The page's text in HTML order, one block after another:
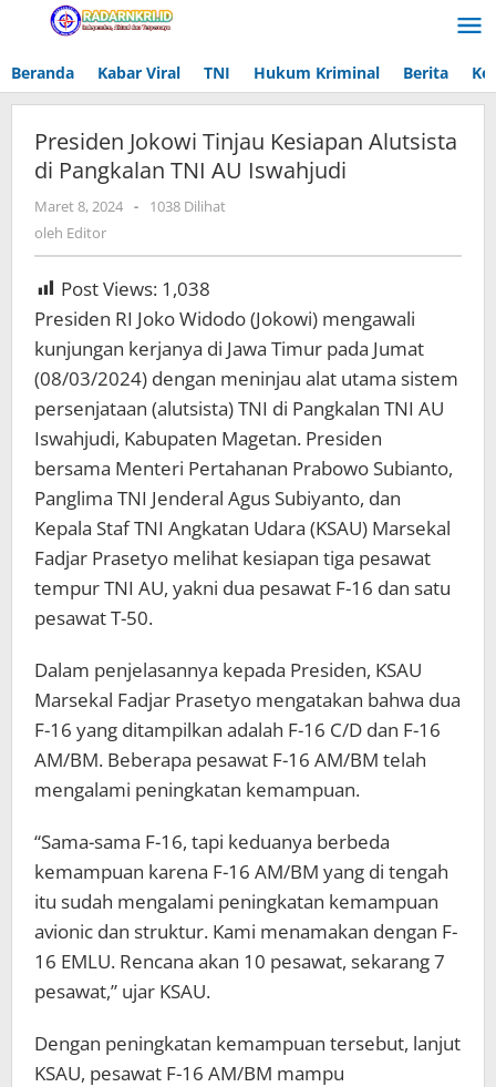
Lewati
Beranda Kabar Viral TNI Hukum Kriminal Berita
Presiden Jokowi Tinjau Kesiapan Alutsista
di Pangkalan TNI AU Iswahjudi
Maret 8, 2024 oleh
-
1038 Dilihat
oleh Editor
Post Views: 1,038
Presiden RI Joko Widodo (Jokowi) mengawali
kunjungan kerjanya di Jawa Timur pada Jumat
(08/03/2024) dengan meninjau alat utama sistem
persenjataan (alutsista) TNI di Pangkalan TNI AU
Iswahjudi, Kabupaten Magetan. Presiden
bersama Menteri Pertahanan Prabowo Subianto,
Panglima TNI Jenderal Agus Subiyanto, dan
Kepala Staf TNI Angkatan Udara (KSAU) Marsekal
Fadjar Prasetyo melihat kesiapan tiga pesawat
tempur TNI AU, yakni dua pesawat F-16 dan satu
pesawat T-50.
Dalam penjelasannya kepada Presiden, KSAU
Marsekal Fadjar Prasetyo mengatakan bahwa dua
F-16 yang ditampilkan adalah F-16 C/D dan F-16
AM/BM. Beberapa pesawat F-16 AM/BM telah
mengalami peningkatan kemampuan.
“Sama-sama F-16, tapi keduanya berbeda
kemampuan karena F-16 AM/BM yang di tengah
itu sudah mengalami peningkatan kemampuan
avionic dan struktur. Kami menamakan dengan F-
16 EMLU. Rencana akan 10 pesawat, sekarang 7
pesawat,” ujar KSAU.
Dengan peningkatan kemampuan tersebut, lanjut
KSAU, pesawat F-16 AM/BM mampu